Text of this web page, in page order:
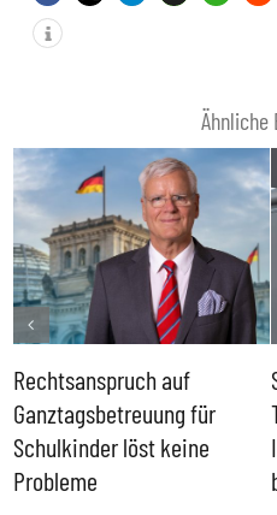
MEDIATHEK
Ähnliche
Rechtsanspruch auf
Ganztagsbetreuung für
Schulkinder löst keine
Probleme